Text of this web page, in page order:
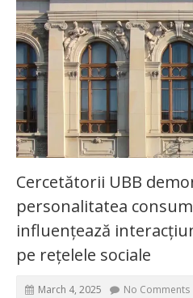
Cercetătorii UBB
personalitatea
influențează
pe rețelele sociale
March 4, 2025 No Comments